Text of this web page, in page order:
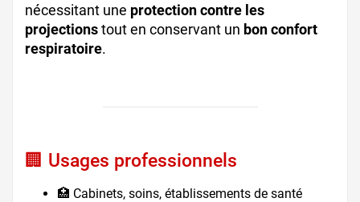
nécessitant une protection contre les
projectionstout en conservant un bon confort
respiratoire.
🏢 Usages professionnels
🏥 Cabinets, soins, établissements de santé